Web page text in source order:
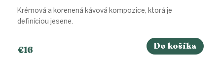
€16 Do košíka
Krémová a korenená kávová kompozice, ktorá je
definíciou jesene.